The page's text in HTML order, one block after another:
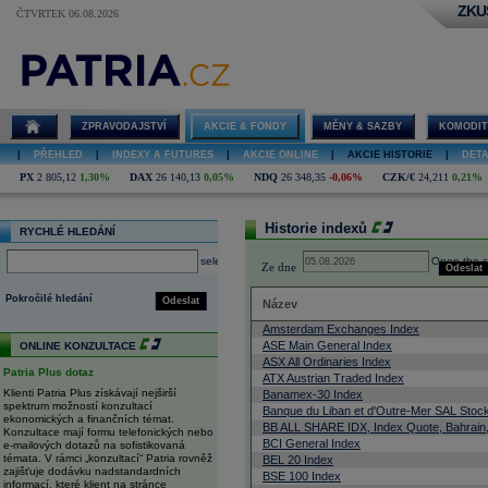
ČTVRTEK 06.08.2026
historický
ZPRAVODAJSTVÍ AKCIE & FONDY MĚNY & SAZBY
PŘEHLED INDEXY A FUTURES AKCIE ONLINE AKCIE HISTORIE
PX 2 805,12 1,30% DAX 26 140,13 0,05% NDQ 26 348,35 -0,06% CZK/€ 24,211 0,21%
RYCHLÉ HLEDÁNÍ
select
Odeslat
Pokročilé hledání
ONLINE KONZULTACE
Patria Plus dotaz
Klienti Patria Plus získávají nejširší
spektrum možností konzultací
ekonomických a finančních témat.
Konzultace mají formu telefonických nebo
e-mailových dotazů na sofistikovaná
témata. V rámci „konzultací“ Patria rovněž
zajišťuje dodávku nadstandardních
informací, které klient na stránce
Historie indexů
Ze dne Open the
Odeslat
Název
Amsterdam Exchanges Index
ASE Main General Index
ASX All Ordinaries Index
ATX Austrian Traded Index
Banamex-30 Index
Banque du Liban et d'Outre-Mer SAL
BB ALL SHARE IDX, Index Quote,
BCI General Index
BEL 20 Index
BSE 100 Index